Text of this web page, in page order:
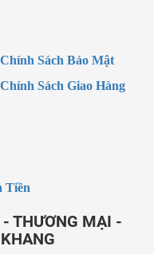
Chính Sách Bảo Mật
Chính Sách Giao Hàng
Tiền
- THƯƠNG MẠI -